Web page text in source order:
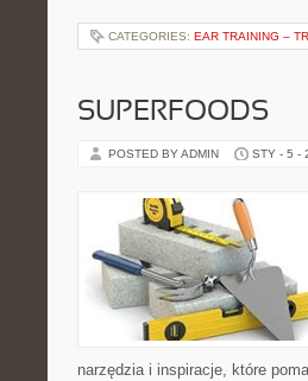
CATEGORIES: EAR TRAINING –
SUPERFOODS
POSTED BY ADMIN STY - 5 -
narzędzia i inspiracje, które